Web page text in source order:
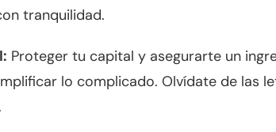
tranquilidad.
Proteger tu capital y asegurarte un
lo complicado. Olvídate de las